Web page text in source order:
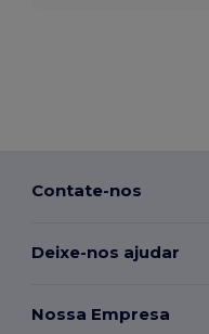
Contate-nos
Deixe-nos ajudar
Nossa Empresa